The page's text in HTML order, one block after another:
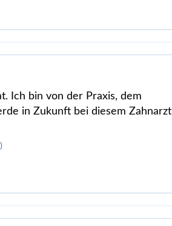
Ich bin von der Praxis, dem
in Zukunft bei diesem Zahnarzt